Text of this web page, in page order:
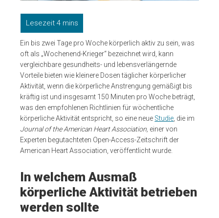
Ein bis zwei Tage pro Woche körperlich aktiv zu sein, was
oft als „Wochenend-Krieger“ bezeichnet wird, kann
vergleichbare gesundheits- und lebensverlängernde
Vorteile bieten wie kleinere Dosen täglicher körperlicher
Aktivität, wenn die körperliche Anstrengung gemäßigt bis
kräftig ist und insgesamt 150 Minuten pro Woche beträgt,
was den empfohlenen Richtlinien für wöchentliche
körperliche Aktivität entspricht, so eine neue Studie , die im
Journal of the American Heart Association, einer von
Experten begutachteten Open-Access-Zeitschrift der
American Heart Association, veröffentlicht wurde.
In welchem Ausmaß
körperliche Aktivität betrieben
werden sollte